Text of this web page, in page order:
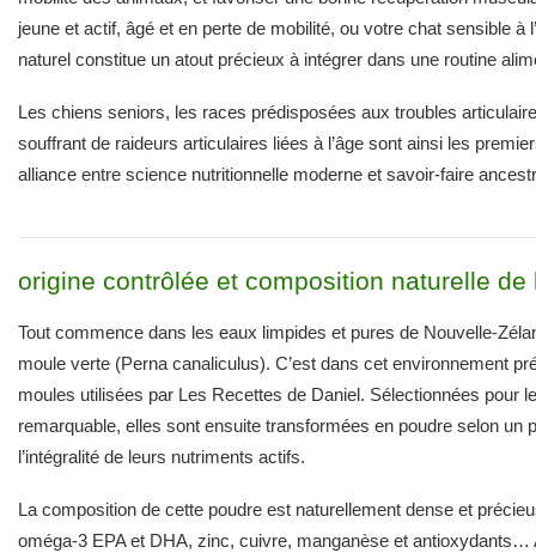
jeune et actif, âgé et en perte de mobilité, ou votre chat sensible à
naturel constitue un atout précieux à intégrer dans une routine
Les chiens seniors, les races prédisposées aux troubles
souffrant de raideurs articulaires liées à l’âge sont ainsi les
alliance entre science nutritionnelle moderne et savoir-faire
origine contrôlée et composition naturelle de
Tout commence dans les eaux limpides et pures de Nouvelle-
moule verte (Perna canaliculus). C’est dans cet environnement
moules utilisées par Les Recettes de Daniel. Sélectionnées pour
remarquable, elles sont ensuite transformées en poudre selon un
l’intégralité de leurs nutriments actifs.
La composition de cette poudre est naturellement dense et
oméga-3 EPA et DHA, zinc, cuivre, manganèse et antioxydants…